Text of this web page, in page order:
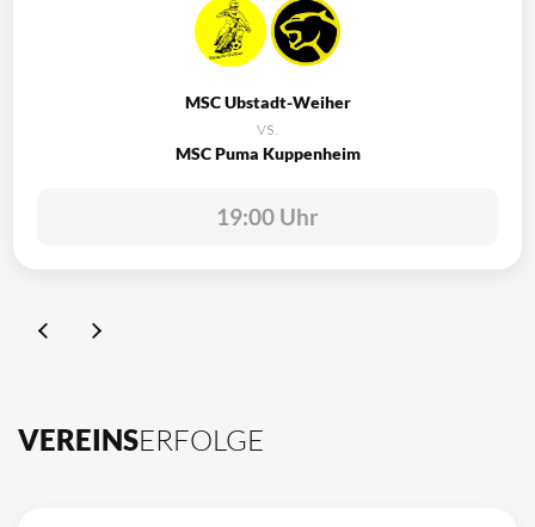
MSC Ubstadt-Weiher
vs.
MSC Puma Kuppenheim
19:00 Uhr
VEREINSERFOLGE